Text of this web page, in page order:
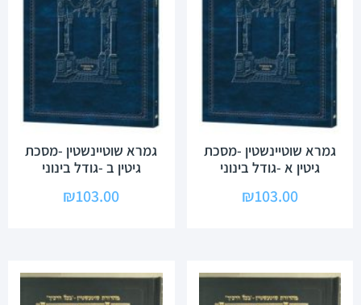
גמרא שוטיינשטין -מסכת
גיטין א -גודל בינוני
₪103.00
גמרא שוטיינשטין -מסכת
גיטין ב -גודל בינוני
₪103.00